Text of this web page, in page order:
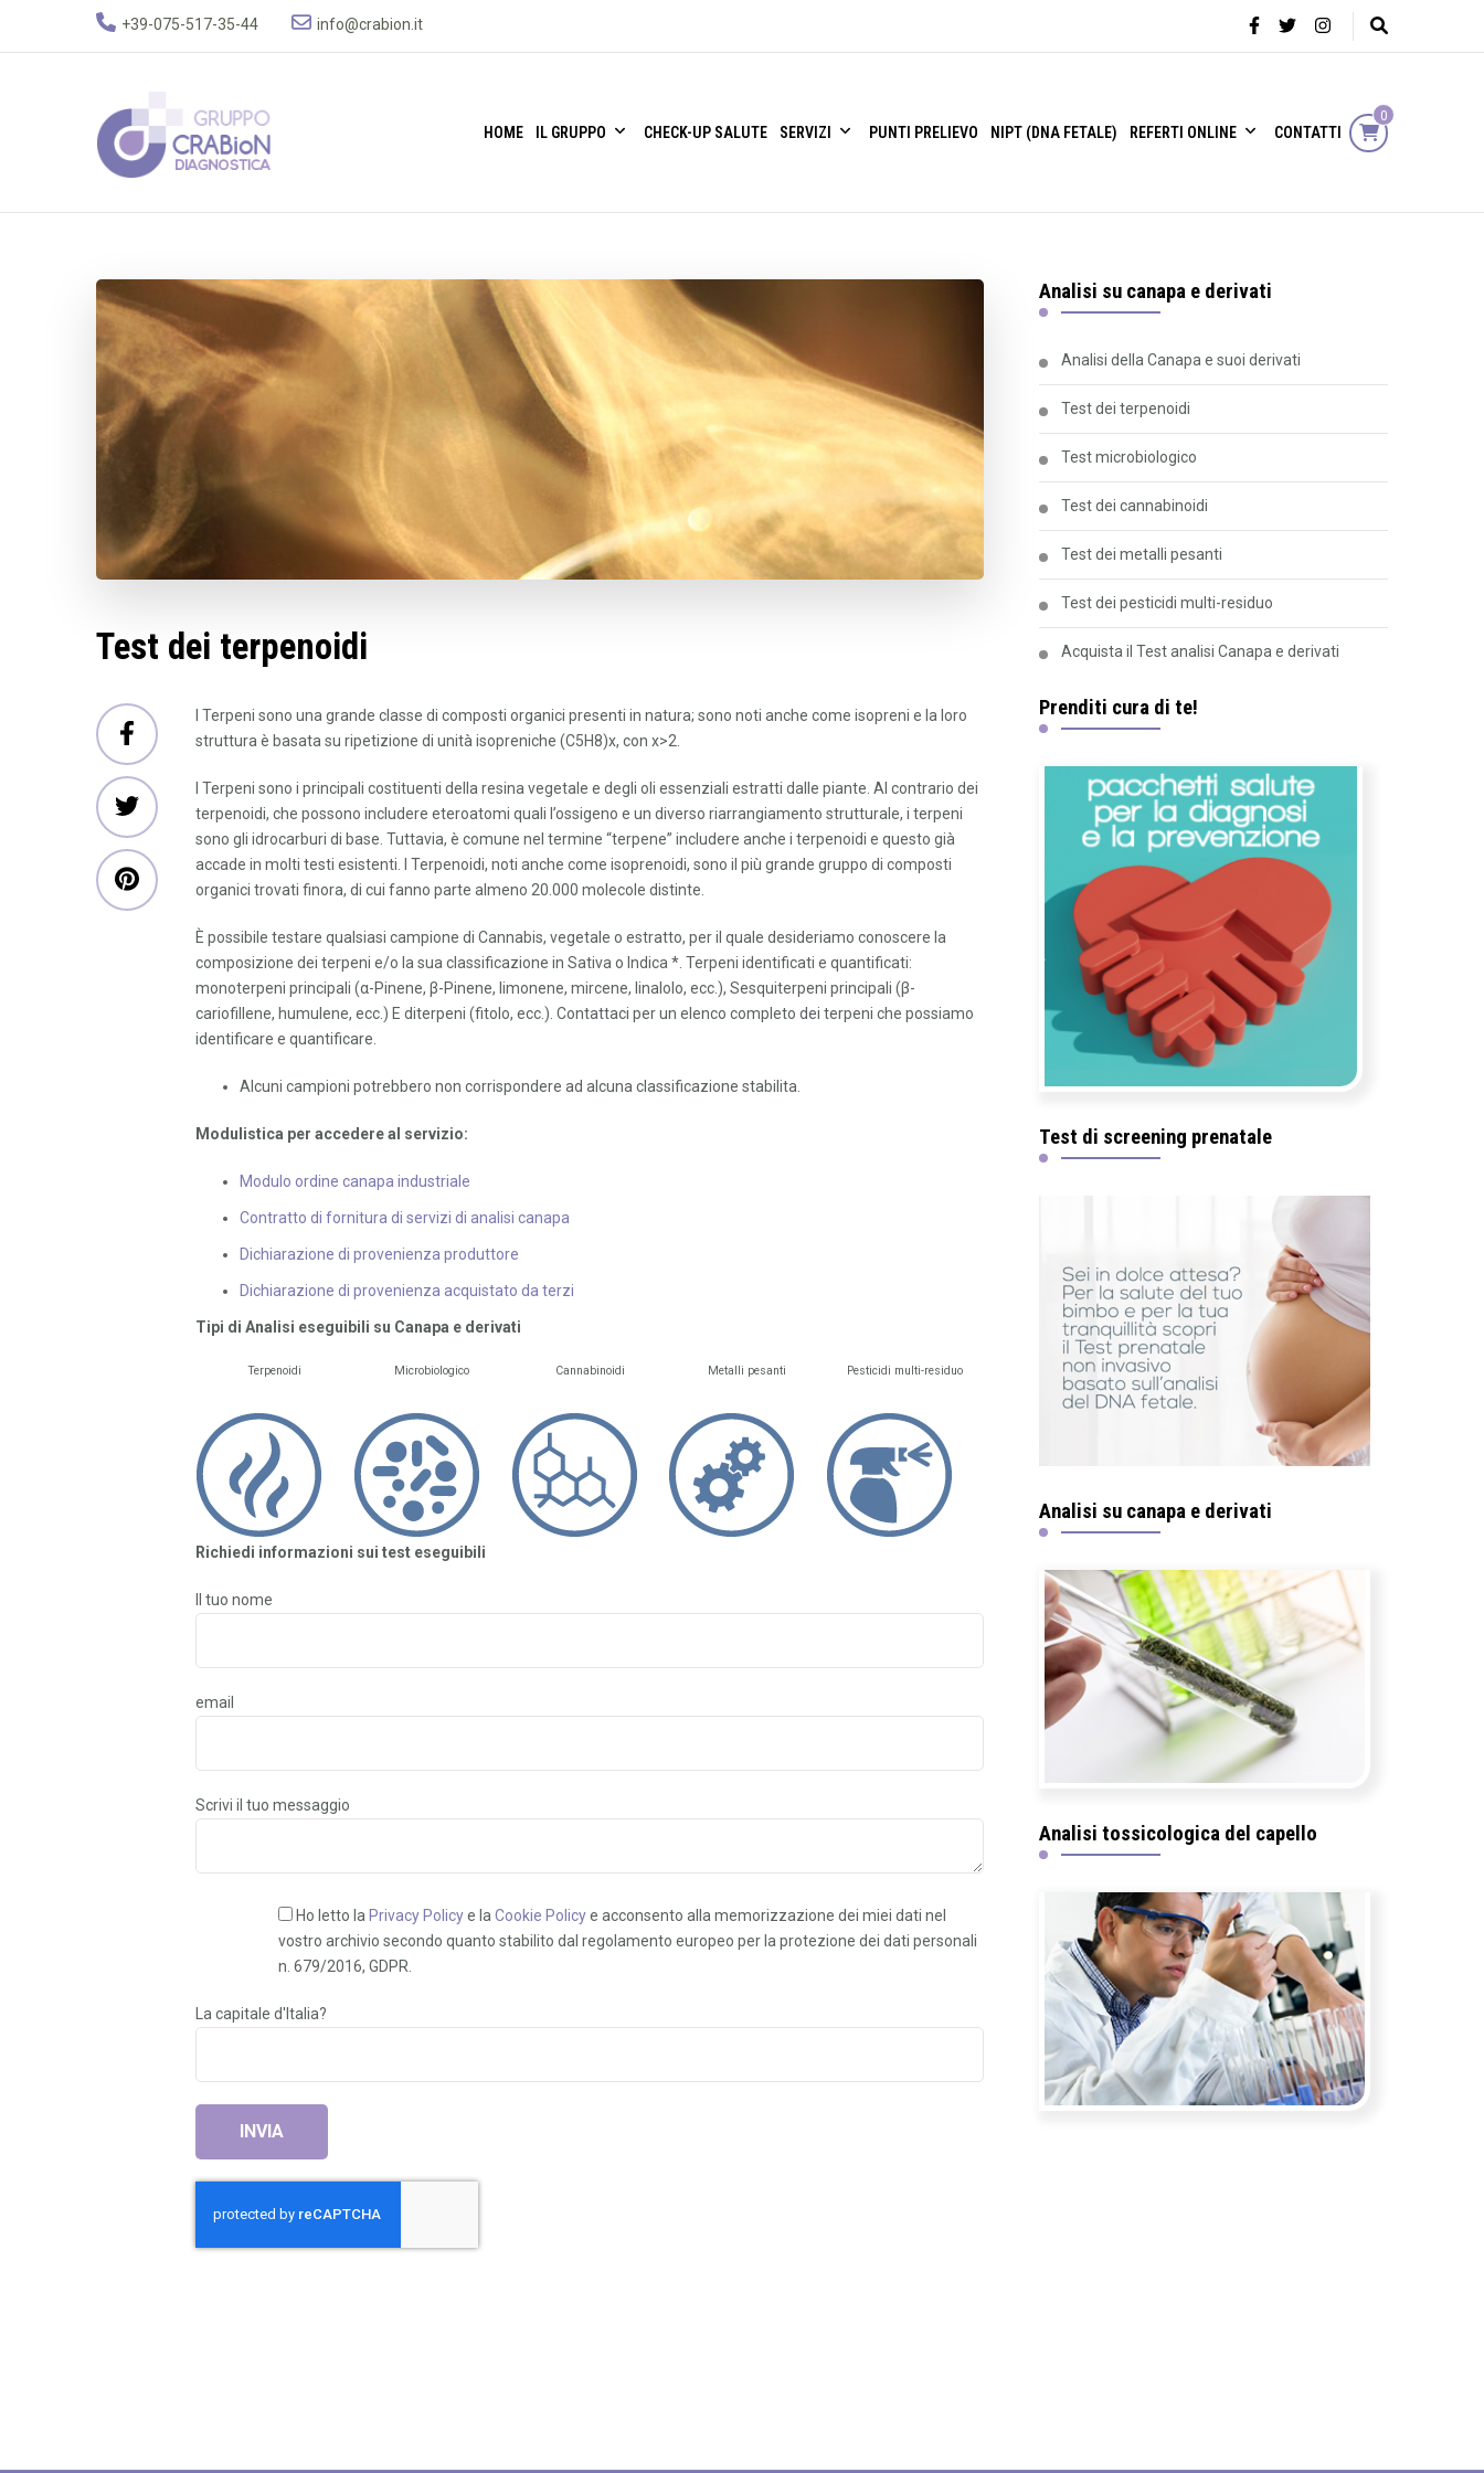
+39-075-517-35-44 info@crabion.it
Gruppo Crabion Diagnostica
HOME IL GRUPPO CHECK-UP SALUTE SERVIZI PUNTI PRELIEVO NIPT (DNA FETALE) REFERTI ONLINE CONTATTI
0
Test dei terpenoidi
I Terpeni sono una grande classe di composti organici presenti in natura; sono noti anche come isopreni e la loro
struttura è basata su ripetizione di unità isopreniche (C5H8)x, con x>2.
I Terpeni sono i principali costituenti della resina vegetale e degli oli essenziali estratti dalle piante. Al contrario dei
terpenoidi, che possono includere eteroatomi quali l’ossigeno e un diverso riarrangiamento strutturale, i terpeni
sono gli idrocarburi di base. Tuttavia, è comune nel termine “terpene” includere anche i terpenoidi e questo già
accade in molti testi esistenti. I Terpenoidi, noti anche come isoprenoidi, sono il più grande gruppo di composti
organici trovati finora, di cui fanno parte almeno 20.000 molecole distinte.
È possibile testare qualsiasi campione di Cannabis, vegetale o estratto, per il quale desideriamo conoscere la
composizione dei terpeni e/o la sua classificazione in Sativa o Indica *. Terpeni identificati e quantificati:
monoterpeni principali (α-Pinene, β-Pinene, limonene, mircene, linalolo, ecc.), Sesquiterpeni principali (β-
cariofillene, humulene, ecc.) E diterpeni (fitolo, ecc.). Contattaci per un elenco completo dei terpeni che possiamo
identificare e quantificare.
Alcuni campioni potrebbero non corrispondere ad alcuna classificazione stabilita.
Modulistica per accedere al servizio:
Modulo ordine canapa industriale
Contratto di fornitura di servizi di analisi canapa
Dichiarazione di provenienza produttore
Dichiarazione di provenienza acquistato da terzi
Tipi di Analisi eseguibili su Canapa e derivati
Terpenoidi Microbiologico Cannabinoidi Metalli pesanti Pesticidi multi-residuo
Richiedi informazioni sui test eseguibili
Il tuo nome
email
Scrivi il tuo messaggio
Ho letto la Privacy Policye la Cookie Policye acconsento alla memorizzazione dei miei dati nel
vostro archivio secondo quanto stabilito dal regolamento europeo per la protezione dei dati personali
n. 679/2016, GDPR.
La capitale d'Italia?
Analisi su canapa e derivati
Analisi della Canapa e suoi derivati
Test dei terpenoidi
Test microbiologico
Test dei cannabinoidi
Test dei metalli pesanti
Test dei pesticidi multi-residuo
Acquista il Test analisi Canapa e derivati
Prenditi cura di te!
Test di screening prenatale
Analisi su canapa e derivati
Analisi tossicologica del capello